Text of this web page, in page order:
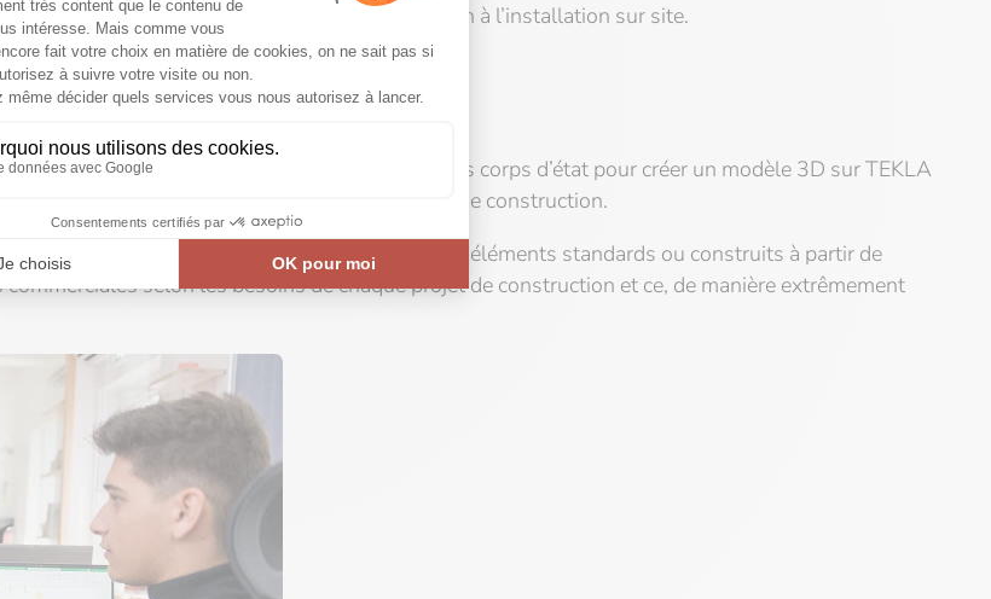
du cycle de vie des produits, de la conception à l’installation sur site.
à l’avant-projet :
par les architectes, maîtres d’œuvre et autres corps d’état pour créer un modèle 3D sur TEKLA
utilisable par tous les intervenants du projet de construction.
superposer les volumes et incorporer des éléments standards ou construits à partir de
selon les besoins de chaque projet de construction et ce, de manière extrêmement